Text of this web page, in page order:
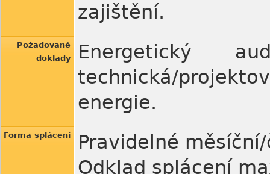
zajištění.
Požadované
doklady
Energetický
technická/
energie.
Forma splácení
Pravidelné
Odklad splácení